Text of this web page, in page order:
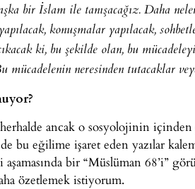
bir İslam ile tanışacağız. Daha
konuşmalar yapılacak,
ki, bu şekilde olan, bu
mücadelenin neresinden tutacaklar
ancak o sosyolojinin
bu eğilime işaret eden yazılar
bir “Müslüman 68’i”
özetlemek istiyorum.